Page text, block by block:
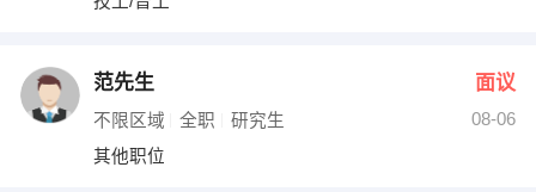
范先生 面议
不限区域 全职 研究生
08-06
其他职位